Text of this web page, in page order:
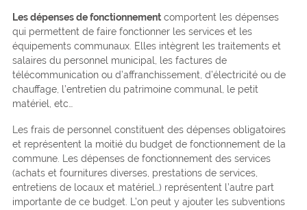
Les dépenses de fonctionnementcomportent les dépenses
qui permettent de faire fonctionner les services et les
équipements communaux. Elles intègrent les traitements et
salaires du personnel municipal, les factures de
télécommunication ou d’affranchissement, d’électricité ou de
chauffage, l’entretien du patrimoine communal, le petit
matériel, etc…
Les frais de personnel constituent des dépenses obligatoires
et représentent la moitié du budget de fonctionnement de la
commune. Les dépenses de fonctionnement des services
(achats et fournitures diverses, prestations de services,
entretiens de locaux et matériel…) représentent l’autre part
importante de ce budget. L’on peut y ajouter les subventions